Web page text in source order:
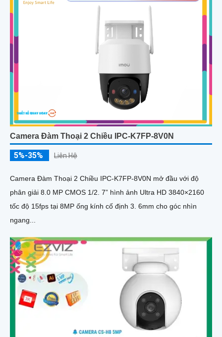
Camera Đàm Thoại 2 Chiều IPC-K7FP-8V0N
5%-35% Liên Hệ
Camera Đàm Thoại 2 Chiều IPC-K7FP-8V0N mở đầu với độ
phân giải 8.0 MP CMOS 1/2. 7” hình ảnh Ultra HD 3840×2160
tốc độ 15fps tại 8MP ống kính cố định 3. 6mm cho góc nhìn
ngang...